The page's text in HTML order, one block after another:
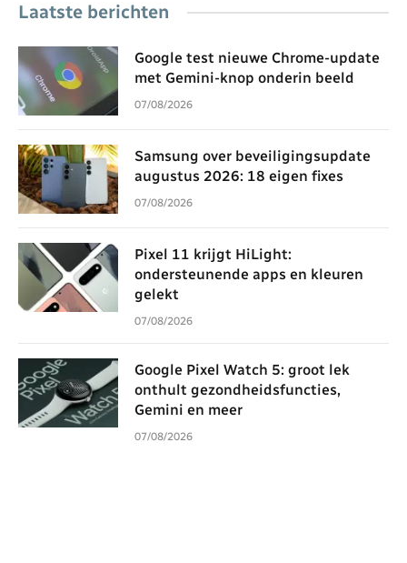
Laatste berichten
Google test nieuwe Chrome-update
met Gemini-knop onderin beeld
07/08/2026
Samsung over beveiligingsupdate
augustus 2026: 18 eigen fixes
07/08/2026
Pixel 11 krijgt HiLight:
ondersteunende apps en kleuren
gelekt
07/08/2026
Google Pixel Watch 5: groot lek
onthult gezondheidsfuncties,
Gemini en meer
07/08/2026